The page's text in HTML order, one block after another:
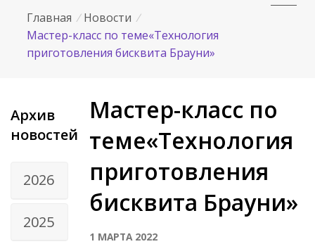
Главная / Новости /
Мастер-класс по теме«Технология
приготовления бисквита Брауни»
Архив
новостей
2026
2025
Мастер-класс по
теме«Технология
приготовления
бисквита Брауни»
1 МАРТА 2022